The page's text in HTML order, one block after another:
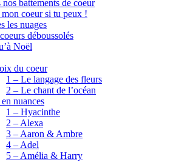
nos battements de coeur
coeur si tu peux !
les nuages
déboussolés
Noël
du coeur
1 – Le langage des fleurs
2 – Le chant de l’océan
nuances
1 – Hyacinthe
2 – Alexa
3 – Aaron & Ambre
4 – Adel
5 – Amélia & Harry